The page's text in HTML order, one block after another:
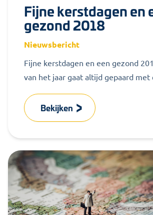
Fijne kerstdagen en
gezond 2018
Nieuwsbericht
Fijne kerstdagen en een gezond
van het jaar gaat altijd gepaard met
Bekijken